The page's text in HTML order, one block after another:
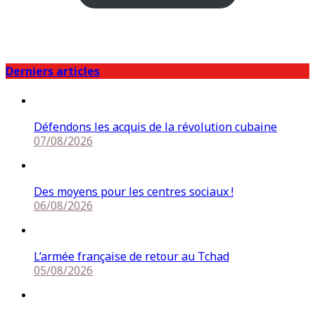
Derniers articles
Défendons les acquis de la révolution cubaine
07/08/2026
Des moyens pour les centres sociaux !
06/08/2026
L’armée française de retour au Tchad
05/08/2026